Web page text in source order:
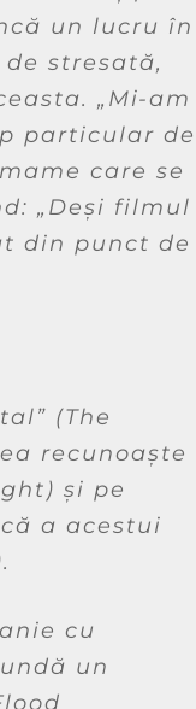
un lucru în
stresată,
„Mi-am
particular de
care se
„Deși filmul
din punct de
(The
recunoaște
și pe
a acestui
cu
un